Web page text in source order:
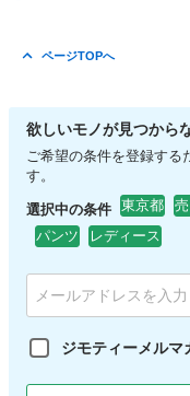
ページTOPへ
欲しいモノが見つから
ご希望の条件を登録する
す。
選択中の条件 東京都
パンツ
レディース
ジモティーメルマ